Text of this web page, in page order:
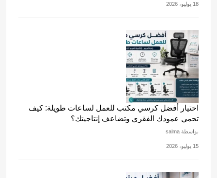
18 يوليو، 2026
اختيار أفضل كرسي مكتب للعمل لساعات طويلة: كيف
تحمي عمودك الفقري وتضاعف إنتاجيتك؟
بواسطة salma
15 يوليو، 2026